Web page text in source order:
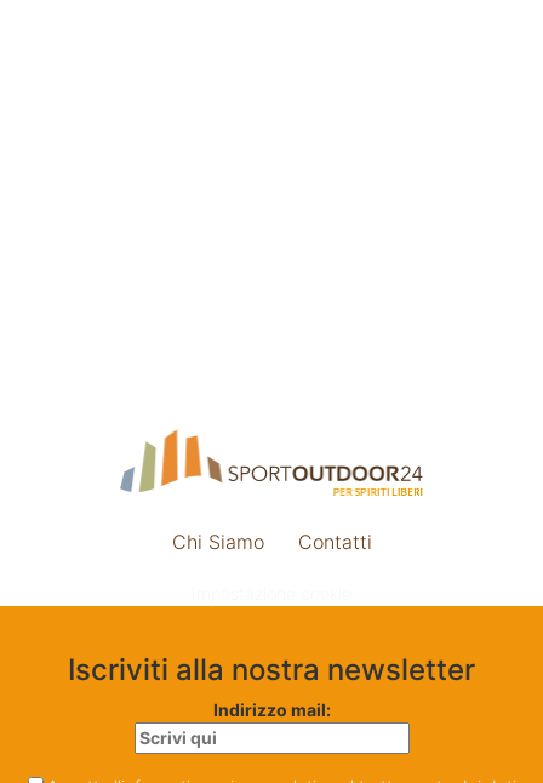
Chi Siamo Contatti
Iscriviti alla nostra newsletter
Indirizzo mail: